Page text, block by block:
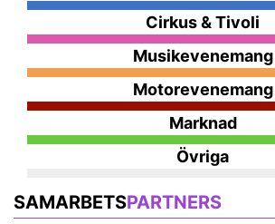
Cirkus & Tivoli
Musikevenemang
Motorevenemang
Marknad
Övriga
SAMARBETSPARTNERS